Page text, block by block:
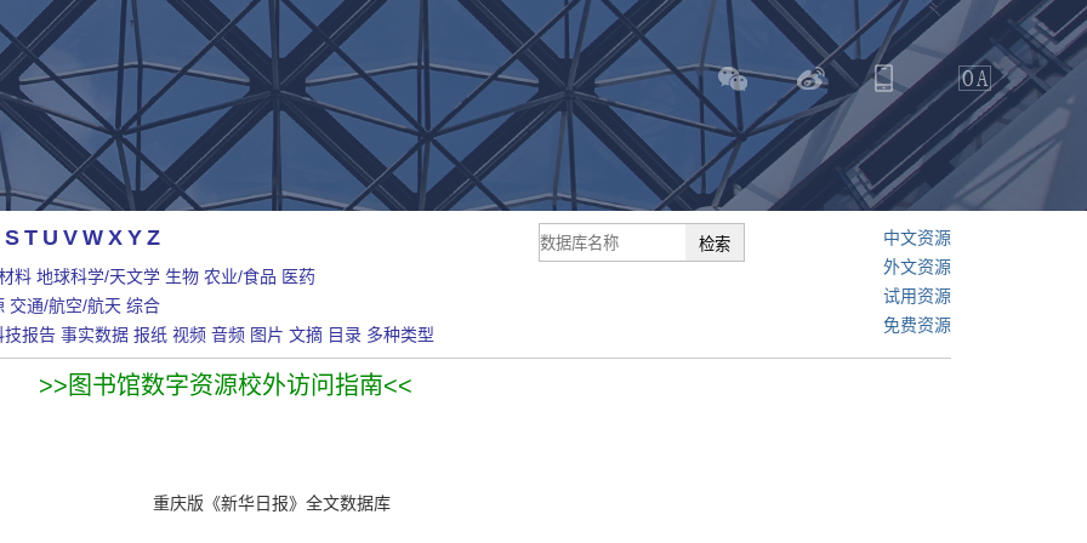
S T U V W X Y Z
料 地球科学/天文学 生物 农业/食品 医药
交通/航空/航天 综合
技报告 事实数据 报纸 视频 音频 图片 文摘 目录 多种类型
中文资源
外文资源
试用资源
免费资源
>>图书馆数字资源校外访问指南<<
重庆版《新华日报》全文数据库